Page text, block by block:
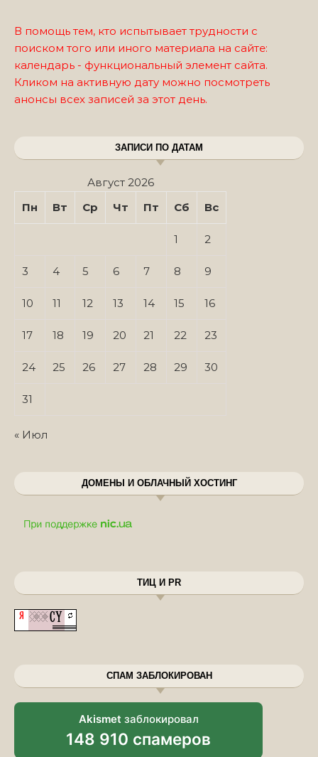
В помощь тем, кто испытывает трудности с
поиском того или иного материала на сайте:
календарь - функциональный элемент сайта.
Кликом на активную дату можно посмотреть
анонсы всех записей за этот день.
ЗАПИСИ ПО ДАТАМ
Август 2026
Пн
Вт Ср Чт Пт Сб Вс
1 2
3 4 5 6 7 8 9
10 11 12 13 14 15 16
17 18 19 20 21 22 23
24 25 26 27 28 29 30
31
« Июл
ДОМЕНЫ И ОБЛАЧНЫЙ ХОСТИНГ
ТИЦ И PR
СПАМ ЗАБЛОКИРОВАН
Akismet заблокировал
148 910 спамеров